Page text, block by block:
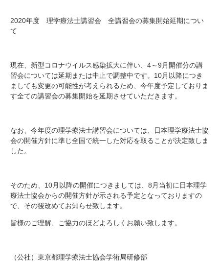
2020年度 理学療法士講習会 全講習会の募集開始延期につい
て
現在、新型コロナウイルス感染拡大に伴い、4～9月開催分の講
習会については延期または中止で調整中です。10月以降につき
ましても変更の可能性が考えられるため、今年度予定しておりま
す全ての講習会の募集開始を延期させていただきます。
なお、今年度の理学療法士講習会については、日本理学療法士協
会の開催方針に準じ全国で統一した対応を取ることが決定致しま
した。
そのため、10月以降の開催につきましては、8月当初に日本理学
療法士協会からの開催方針が示される予定となっておりますの
で、その後改めてお知らせ致します。
皆様のご理解、ご協力のほどよろしくお願い致します。
（公社）東京都理学療法士協会学術局研修部